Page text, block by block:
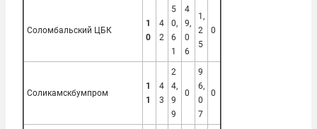
Соломбальский ЦБК
1
0
4
2
5
0,
6
1
4
9,
0
6
1,
2
5
0
Соликамскбумпром
1
1
4
3
2
4,
9
9
0
9
6,
0
7
0